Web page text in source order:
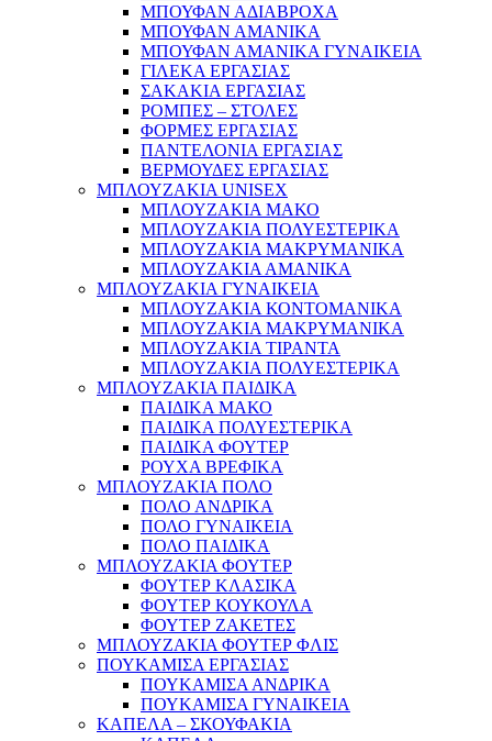
ΜΠΟΥΦΑΝ ΑΔΙΑΒΡΟΧΑ
ΜΠΟΥΦΑΝ ΑΜΑΝΙΚΑ
ΜΠΟΥΦΑΝ ΑΜΑΝΙΚΑ ΓΥΝΑΙΚΕΙΑ
ΓΙΛΕΚΑ ΕΡΓΑΣΙΑΣ
ΣΑΚΑΚΙΑ ΕΡΓΑΣΙΑΣ
ΡΟΜΠΕΣ – ΣΤΟΛΕΣ
ΦΟΡΜΕΣ ΕΡΓΑΣΙΑΣ
ΠΑΝΤΕΛΟΝΙΑ ΕΡΓΑΣΙΑΣ
ΒΕΡΜΟΥΔΕΣ ΕΡΓΑΣΙΑΣ
ΜΠΛΟΥΖΑΚΙΑ UNISEX
ΜΠΛΟΥΖΑΚΙΑ ΜΑΚΟ
ΜΠΛΟΥΖΑΚΙΑ ΠΟΛΥΕΣΤΕΡΙΚΑ
ΜΠΛΟΥΖΑΚΙΑ ΜΑΚΡΥΜΑΝΙΚΑ
ΜΠΛΟΥΖΑΚΙΑ ΑΜΑΝΙΚΑ
ΜΠΛΟΥΖΑΚΙΑ ΓΥΝΑΙΚΕΙΑ
ΜΠΛΟΥΖΑΚΙΑ ΚΟΝΤΟΜΑΝΙΚΑ
ΜΠΛΟΥΖΑΚΙΑ ΜΑΚΡΥΜΑΝΙΚΑ
ΜΠΛΟΥΖΑΚΙΑ ΤΙΡΑΝΤΑ
ΜΠΛΟΥΖΑΚΙΑ ΠΟΛΥΕΣΤΕΡΙΚΑ
ΜΠΛΟΥΖΑΚΙΑ ΠΑΙΔΙΚΑ
ΠΑΙΔΙΚΑ ΜΑΚΟ
ΠΑΙΔΙΚΑ ΠΟΛΥΕΣΤΕΡΙΚΑ
ΠΑΙΔΙΚΑ ΦΟΥΤΕΡ
ΡΟΥΧΑ ΒΡΕΦΙΚΑ
ΜΠΛΟΥΖΑΚΙΑ ΠΟΛΟ
ΠΟΛΟ ΑΝΔΡΙΚΑ
ΠΟΛΟ ΓΥΝΑΙΚΕΙΑ
ΠΟΛΟ ΠΑΙΔΙΚΑ
ΜΠΛΟΥΖΑΚΙΑ ΦΟΥΤΕΡ
ΦΟΥΤΕΡ ΚΛΑΣΙΚΑ
ΦΟΥΤΕΡ ΚΟΥΚΟΥΛΑ
ΦΟΥΤΕΡ ΖΑΚΕΤΕΣ
ΜΠΛΟΥΖΑΚΙΑ ΦΟΥΤΕΡ ΦΛΙΣ
ΠΟΥΚΑΜΙΣΑ ΕΡΓΑΣΙΑΣ
ΠΟΥΚΑΜΙΣΑ ΑΝΔΡΙΚΑ
ΠΟΥΚΑΜΙΣΑ ΓΥΝΑΙΚΕΙΑ
ΚΑΠΕΛΑ – ΣΚΟΥΦΑΚΙΑ